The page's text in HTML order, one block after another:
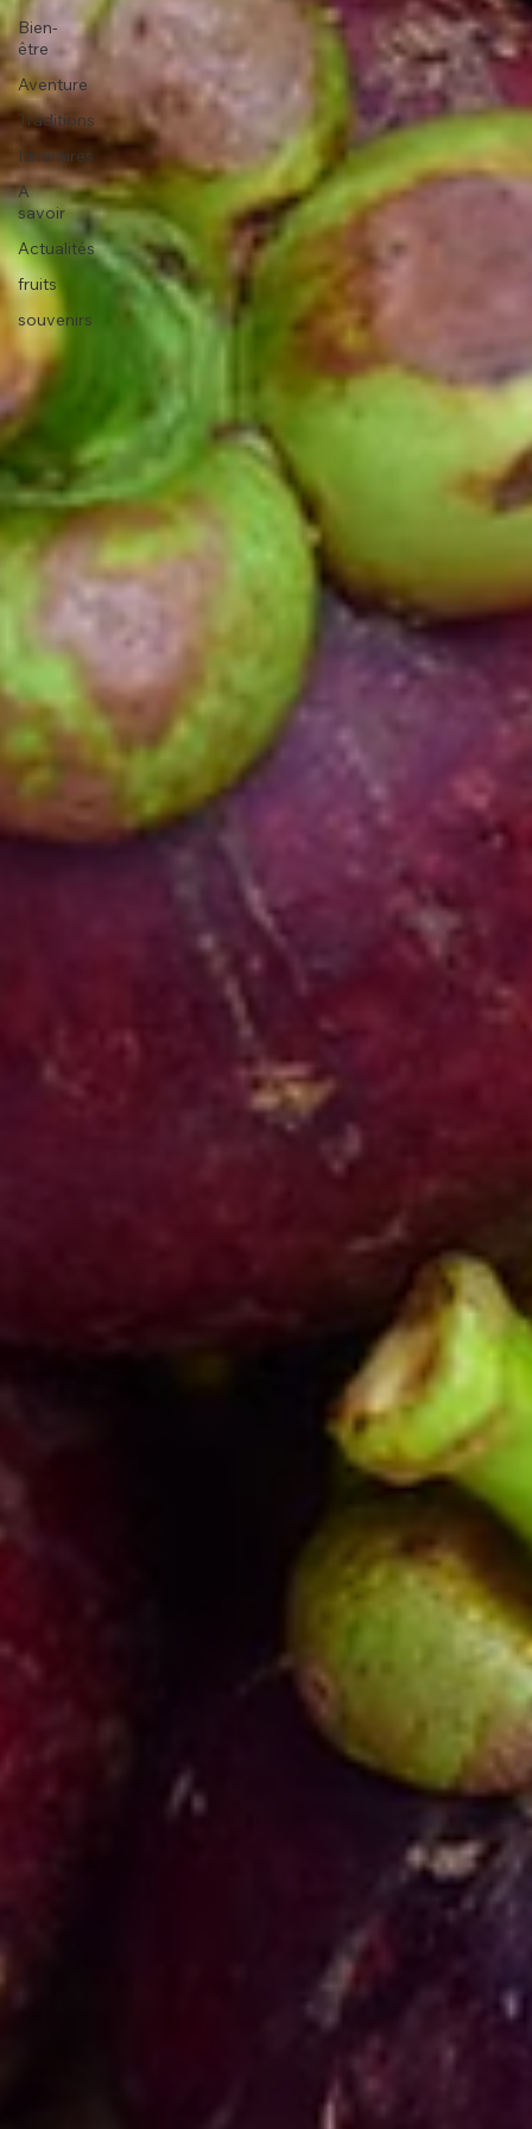
Bien-
être
Aventure
Traditions
Itinéraires
A
savoir
Actualités
fruits
souvenirs